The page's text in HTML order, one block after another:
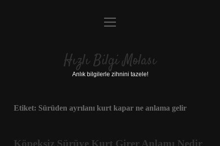
Anasayfa
Yasal Uyarı
menüyü
Hızlı Bilgi Molası
Anlık bilgilerle zihnini tazele!
Etiket: Sürüden ayrılanı kurt kapar ne anlama gelir
Köpeksiz Sürüye Kurt Girer Anlamı Nedir